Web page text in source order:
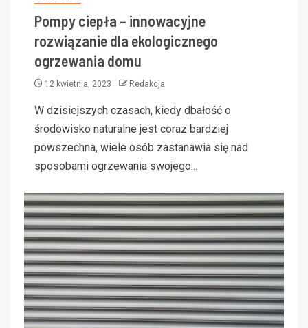
Pompy ciepła – innowacyjne
rozwiązanie dla ekologicznego
ogrzewania domu
12 kwietnia, 2023 Redakcja
W dzisiejszych czasach, kiedy dbałość o
środowisko naturalne jest coraz bardziej
powszechna, wiele osób zastanawia się nad
sposobami ogrzewania swojego...